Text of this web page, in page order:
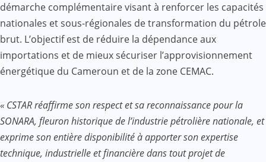
démarche complémentaire visant à renforcer les capacités
nationales et sous-régionales de transformation du pétrole
brut. L’objectif est de réduire la dépendance aux
importations et de mieux sécuriser l’approvisionnement
énergétique du Cameroun et de la zone CEMAC.
« CSTAR réaffirme son respect et sa reconnaissance pour la
SONARA, fleuron historique de l’industrie pétrolière nationale, et
exprime son entière disponibilité à apporter son expertise
technique, industrielle et financière dans tout projet de